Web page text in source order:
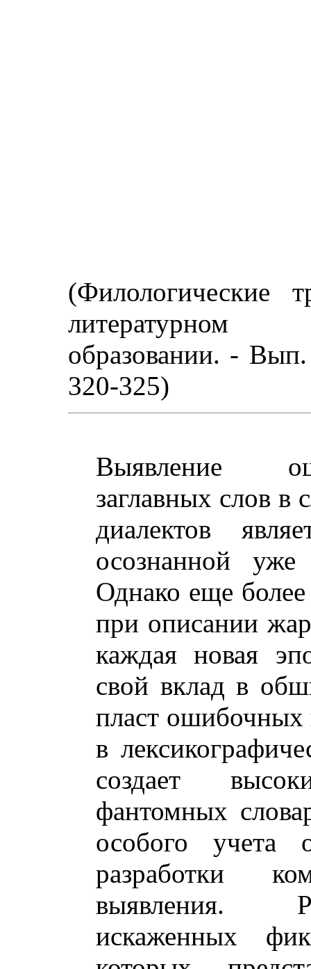
(Филологические
литературном
образовании. -
320-325)
Выявление
заглавных слов в
диалектов
осознанной
Однако еще более
при описании
каждая новая
свой вклад в
пласт ошибочных
в
создает
фантомных
особого учета
разработки
выявления.
искаженных